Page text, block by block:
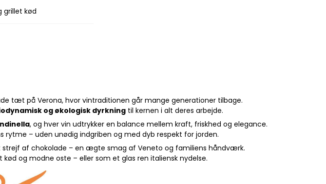
grillet kød
tæt på Verona, hvor vintraditionen går mange generationer tilbage.
og økologisk dyrkning til kernen i alt deres arbejde.
, og hver vin udtrykker en balance mellem kraft, friskhed og elegance.
– uden unødig indgriben og med dyb respekt for jorden.
af chokolade – en ægte smag af Veneto og familiens håndværk.
og modne oste – eller som et glas ren italiensk nydelse.